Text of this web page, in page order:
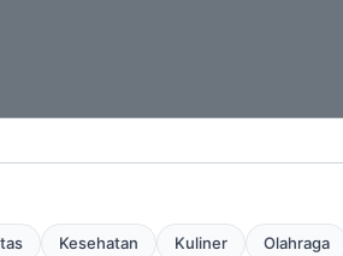
Kesehatan Kuliner Olahraga